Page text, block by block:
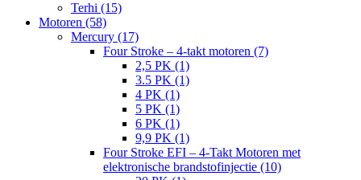
Terhi (15)
Motoren (58)
Mercury (17)
Four Stroke – 4-takt motoren (7)
2,5 PK (1)
3.5 PK (1)
4 PK (1)
5 PK (1)
6 PK (1)
9,9 PK (1)
Four Stroke EFI – 4-Takt Motoren met
elektronische brandstofinjectie (10)